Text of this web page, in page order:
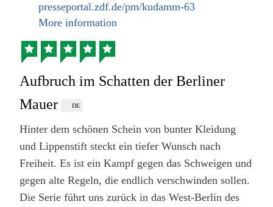
Ku’damm 59undKu’damm 63) ist die Serie
nun etwas ernster geworden. In den ersten Jahren
ging es vor allem darum, wie die Töchter gegen die
strengen Regeln ihrer Mutter gekämpft haben und
wie der Rock ’n’ Roll alles veränderte. Jetzt merkt
über ihre langen Lebenswege nachdenken. Die
fröhliche Stimmung vom Anfang ist nun einer
gewissen Nachdenklichkeit gewichen, was aber gut
zeigt, wie die Zeit vergeht. Die Serie bleibt ihrer
Linie treu, auch wenn sich das Lebensgefühl seit
den 50er Jahren stark verändert hat.
presseportal.zdf.de/pm/kudamm-63
More information
Aufbruch im Schatten der Berliner
Mauer
DE
Hinter dem schönen Schein von bunter Kleidung
und Lippenstift steckt ein tiefer Wunsch nach
Freiheit. Es ist ein Kampf gegen das Schweigen und
gegen alte Regeln, die endlich verschwinden sollen.
Die Serie führt uns zurück in das West-Berlin des